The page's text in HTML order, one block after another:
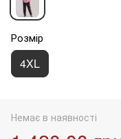
Розмір
4XL
Немає в наявності